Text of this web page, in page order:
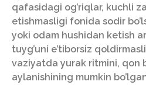
qafasidagi og’riqlar, kuchli
etishmasligi fonida sodir
yoki odam hushidan ketish
tuyg’uni e’tiborsiz
vaziyatda yurak ritmini, qon
aylanishining mumkin